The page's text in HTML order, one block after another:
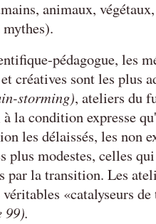
animaux, végétaux,
pédagogue, les
créatives sont les plus
storming), ateliers du
la condition expresse
les délaissés, les non
plus modestes, celles
par la transition. Les
catalyseurs
99).